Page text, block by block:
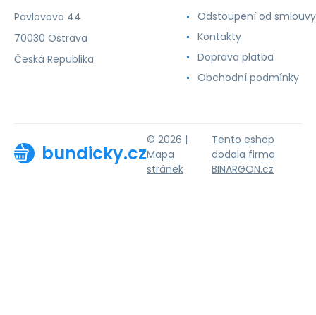
Pavlovova 44
70030 Ostrava
Česká Republika
Odstoupení od smlouvy
Kontakty
Doprava platba
Obchodní podmínky
bundicky.cz
© 2026 |
Mapa
stránek
Tento eshop
dodala firma
BINARGON.cz